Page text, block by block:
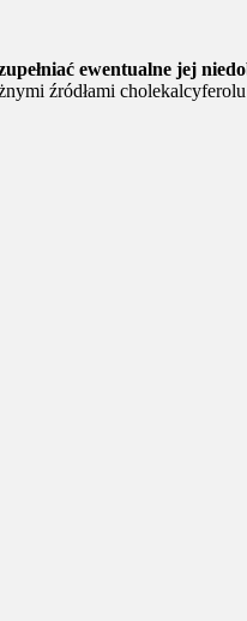
ewentualne jej
źródłami